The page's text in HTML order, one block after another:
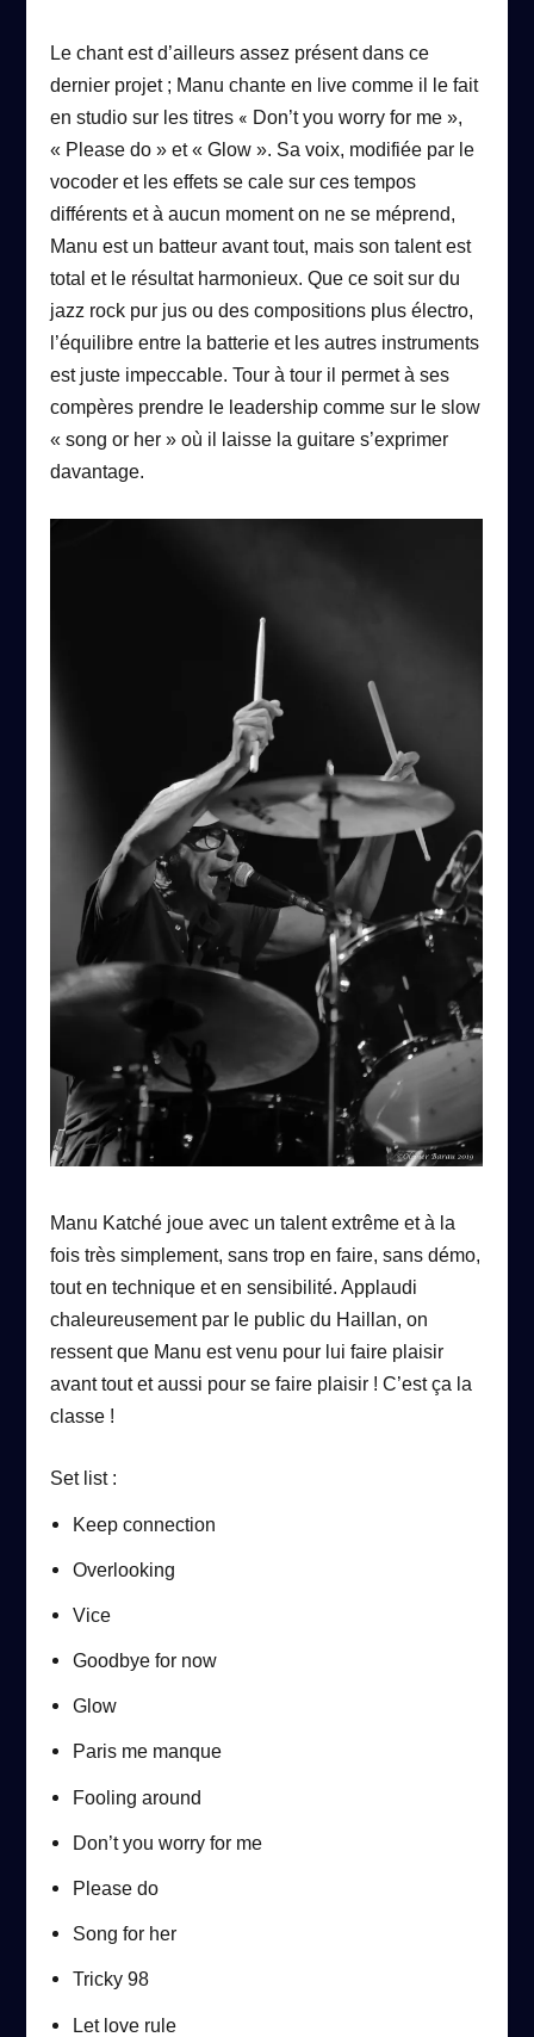
Le chant est d’ailleurs assez présent dans ce
dernier projet ; Manu chante en live comme il le fait
en studio sur les titres « Don’t you worry for me »,
« Please do » et « Glow ». Sa voix, modifiée par le
vocoder et les effets se cale sur ces tempos
différents et à aucun moment on ne se méprend,
Manu est un batteur avant tout, mais son talent est
total et le résultat harmonieux. Que ce soit sur du
jazz rock pur jus ou des compositions plus électro,
l’équilibre entre la batterie et les autres instruments
est juste impeccable. Tour à tour il permet à ses
compères prendre le leadership comme sur le slow
« song or her » où il laisse la guitare s’exprimer
davantage.
Manu Katché joue avec un talent extrême et à la
fois très simplement, sans trop en faire, sans démo,
tout en technique et en sensibilité. Applaudi
chaleureusement par le public du Haillan, on
ressent que Manu est venu pour lui faire plaisir
avant tout et aussi pour se faire plaisir ! C’est ça la
classe !
Set list :
Keep connection
Overlooking
Vice
Goodbye for now
Glow
Paris me manque
Fooling around
Don’t you worry for me
Please do
Song for her
Tricky 98
Let love rule